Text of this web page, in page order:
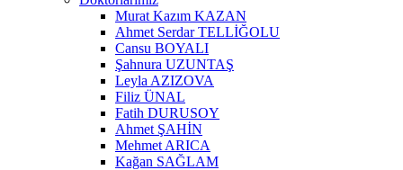
Murat Kazım KAZAN
Ahmet Serdar TELLİĞOLU
Cansu BOYALI
Şahnura UZUNTAŞ
Leyla AZIZOVA
Filiz ÜNAL
Fatih DURUSOY
Ahmet ŞAHİN
Mehmet ARICA
Kağan SAĞLAM